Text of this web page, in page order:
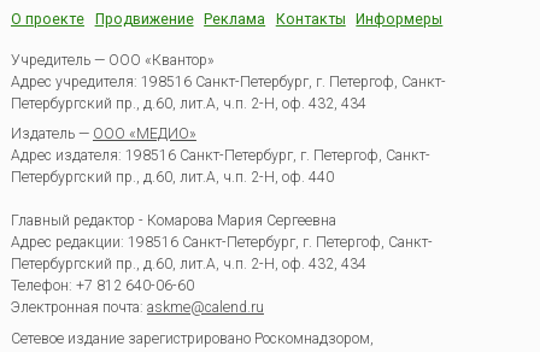
О проекте Продвижение Реклама Контакты Информеры
Учредитель — ООО «Квантор»
Адрес учредителя: 198516 Санкт-Петербург, г. Петергоф, Санкт-
Петербургский пр., д.60, лит.А, ч.п. 2-Н, оф. 432, 434
Издатель — ООО «МЕДИО»
Адрес издателя: 198516 Санкт-Петербург, г. Петергоф, Санкт-
Петербургский пр., д.60, лит.А, ч.п. 2-Н, оф. 440
Главный редактор - Комарова Мария Сергеевна
Адрес редакции: 198516 Санкт-Петербург, г. Петергоф, Санкт-
Петербургский пр., д.60, лит.А, ч.п. 2-Н, оф. 432, 434
Телефон: +7 812 640-06-60
Электронная почта: askme@calend.ru
Сетевое издание зарегистрировано Роскомнадзором,